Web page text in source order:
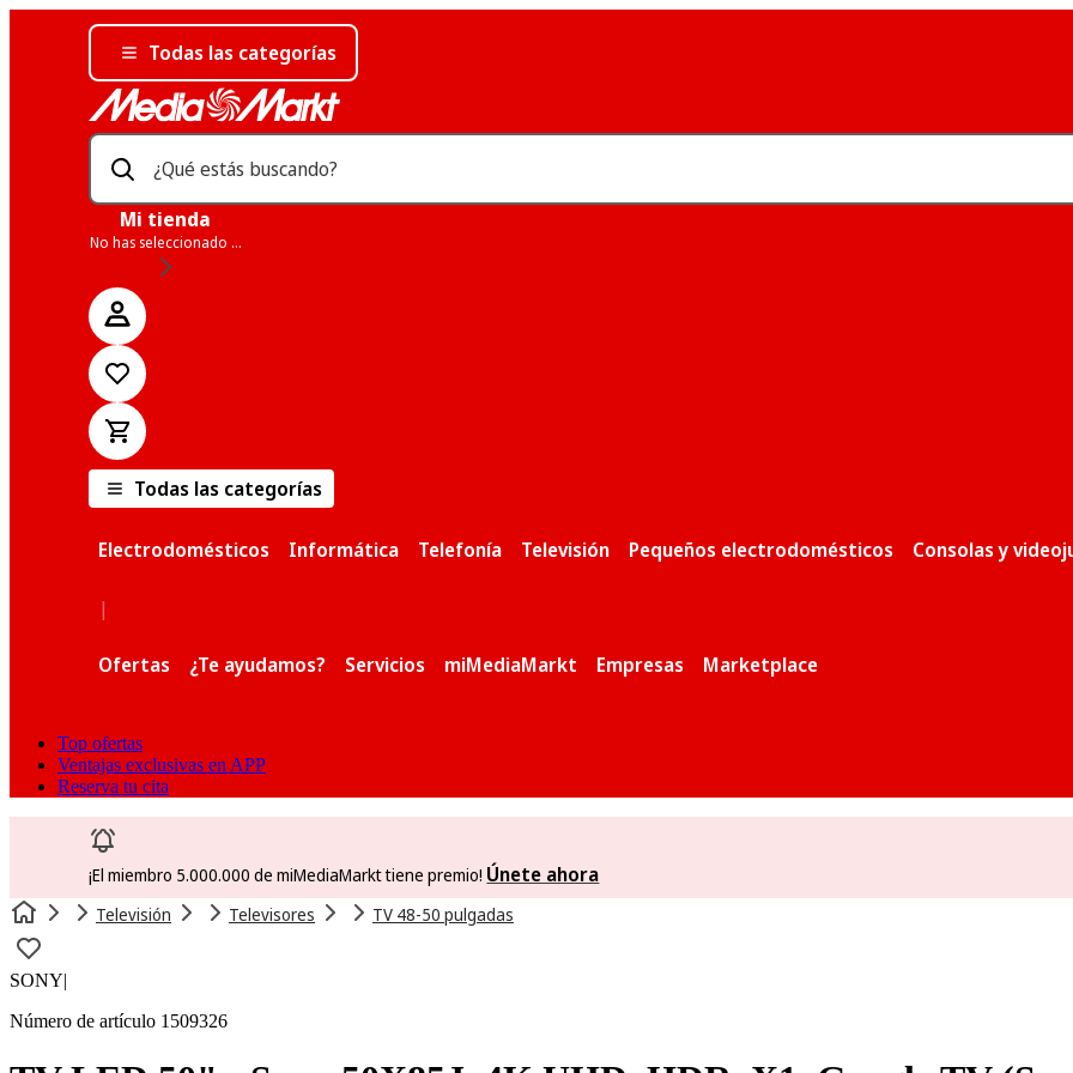
Todas las categorías
¿Qué estás buscando?
Mi tienda
No has seleccionado una tienda
Todas las categorías
Electrodomésticos Informática Telefonía Televisión Pequeños electrodomésticos Consolas y
|
Ofertas ¿Te ayudamos? Servicios miMediaMarkt Empresas Marketplace
Top ofertas
Ventajas exclusivas en APP
Reserva tu cita
¡El miembro 5.000.000 de miMediaMarkt tiene premio! Únete ahora
Televisión Televisores TV 48-50 pulgadas
SONY|
Número de artículo 1509326